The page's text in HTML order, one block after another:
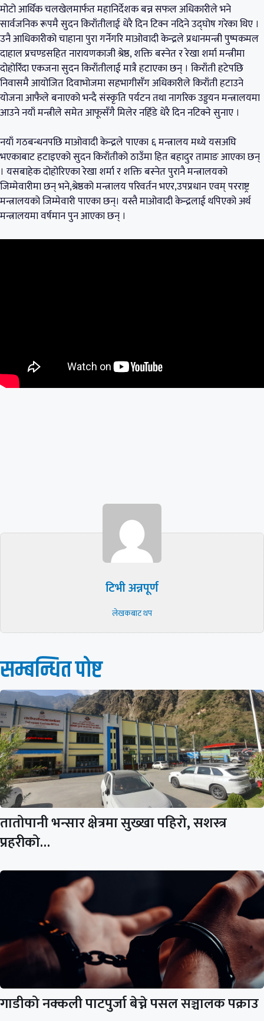
मोटो आर्थिक चलखेलमार्फत महानिर्देशक बन्न सफल अधिकारीले भने
सार्वजनिक रूपमै सुदन किराँतीलाई धेरै दिन टिक्न नदिने उद्घोष गरेका थिए ।
उनै आधिकारीको चाहाना पुरा गर्नेगरि माओवादी केन्द्रले प्रधानमन्त्री पुष्पकमल
दाहाल प्रचण्डसहित नारायणकाजी श्रेष्ठ, शक्ति बस्नेत र रेखा शर्मा मन्त्रीमा
दोहोरिँदा एकजना सुदन किराँतीलाई मात्रै हटाएका छन् । किराँती हटेपछि
निवासमै आयोजित दिवाभोजमा सहभागीसँग अधिकारीले किराँती हटाउने
योजना आफैले बनाएको भन्दै संस्कृति पर्यटन तथा नागरिक उड्डयन मन्त्रालयमा
आउने नयाँ मन्त्रीले समेत आफूसँगै मिलेर नहिँडे धेरै दिन नटिक्ने सुनाए ।
नयाँ गठबन्धनपछि माओवादी केन्द्रले पाएका ६ मन्त्रालय मध्ये यसअघि
भएकाबाट हटाइएको सुदन किराँतीको ठाउँमा हित बहादुर तामाङ आएका छन्
। यसबाहेक दोहोरिएका रेखा शर्मा र शक्ति बस्नेत पुरानै मन्त्रालयको
जिम्मेवारीमा छन् भने,श्रेष्ठको मन्त्रालय परिवर्तन भएर,उपप्रधान एवम् परराष्ट्र
मन्त्रालयको जिम्मेवारी पाएका छन्। यस्तै माओवादी केन्द्रलाई थपिएको अर्थ
मन्त्रालयमा वर्षमान पुन आएका छन् ।
टिभी अन्नपूर्ण
लेखकबाट थप
सम्बन्धित पाेष्ट
तातोपानी भन्सार क्षेत्रमा सुख्खा पहिरो, सशस्त्र
प्रहरीको…
गाडीको नक्कली पाटपुर्जा बेच्ने पसल सञ्चालक पक्राउ